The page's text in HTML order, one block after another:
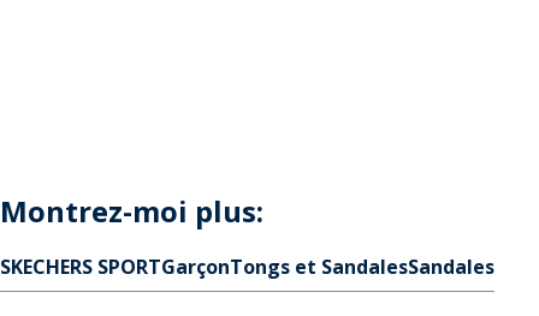
Montrez-moi plus:
SKECHERS SPORTGarçonTongs et SandalesSandales